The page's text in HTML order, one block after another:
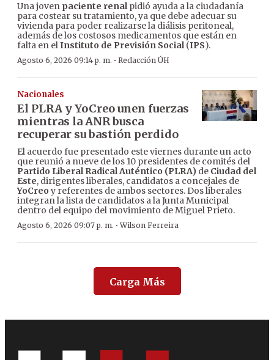
Una joven paciente renalpidió ayuda a la ciudadanía
para costear su tratamiento, ya que debe adecuar su
vivienda para poder realizarse la diálisis peritoneal,
además de los costosos medicamentos que están en
falta en elInstituto de Previsión Social(IPS).
Agosto 6, 2026 09:14 p. m. · Redacción ÚH
Nacionales
El PLRA y YoCreo unen fuerzas
mientras la ANR busca
recuperar su bastión perdido
El acuerdo fue presentado este viernes durante un acto
que reunió a nueve de los 10 presidentes de comités del
Partido Liberal Radical Auténtico (PLRA) de Ciudad del
Este, dirigentes liberales, candidatos a concejales de
YoCreo y referentes de ambos sectores. Dos liberales
integran la lista de candidatos a la Junta Municipal
dentro del equipo del movimiento de Miguel Prieto.
Agosto 6, 2026 09:07 p. m. ·Wilson Ferreira
Carga Más